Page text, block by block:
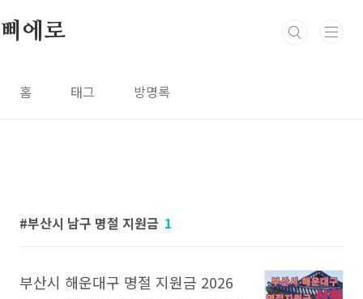
삐에로
홈 태그 방명록
부산시 남구 명절 지원금 1
부산시 해운대구 명절 지원금 2026